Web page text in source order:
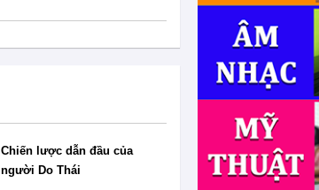
Chiến lược dẫn đầu của
người Do Thái